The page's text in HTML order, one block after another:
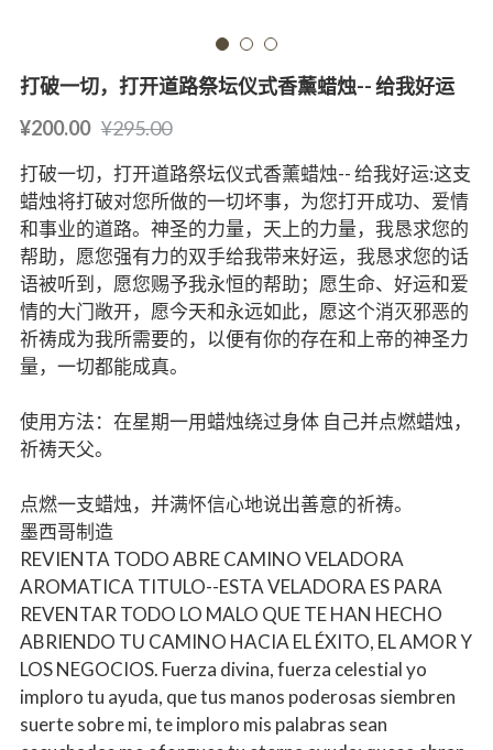
打破一切，打开道路祭坛仪式香薰蜡烛-- 给我好运
¥200.00 ¥295.00
打破一切，打开道路祭坛仪式香薰蜡烛-- 给我好运:这支
蜡烛将打破对您所做的一切坏事，为您打开成功、爱情
和事业的道路。神圣的力量，天上的力量，我恳求您的
帮助，愿您强有力的双手给我带来好运，我恳求您的话
语被听到，愿您赐予我永恒的帮助；愿生命、好运和爱
情的大门敞开，愿今天和永远如此，愿这个消灭邪恶的
祈祷成为我所需要的，以便有你的存在和上帝的神圣力
量，一切都能成真。
使用方法：在星期一用蜡烛绕过身体 自己并点燃蜡烛，
祈祷天父。
点燃一支蜡烛，并满怀信心地说出善意的祈祷。
墨西哥制造
REVIENTA TODO ABRE CAMINO VELADORA
AROMATICA TITULO--ESTA VELADORA ES PARA
REVENTAR TODO LO MALO QUE TE HAN HECHO
ABRIENDO TU CAMINO HACIA EL ÉXITO, EL AMOR Y
LOS NEGOCIOS. Fuerza divina, fuerza celestial yo
imploro tu ayuda, que tus manos poderosas siembren
suerte sobre mi, te imploro mis palabras sean